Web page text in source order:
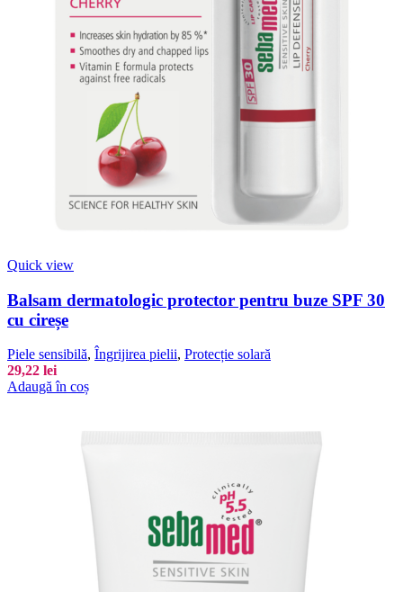
Quick view
Balsam dermatologic protector pentru buze SPF 30
cu cireșe
Piele sensibilă, Îngrijirea pielii, Protecție solară
29,22 lei
Adaugă în coș